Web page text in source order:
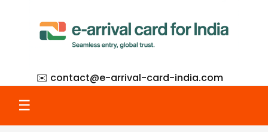
✉️ contact@e-arrival-card-india.com
☰